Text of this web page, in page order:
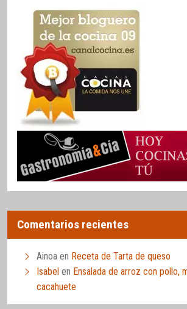
Comentarios recientes
Ainoa en Receta de Tarta de queso
Isabel en Ensalada de arroz con pollo,
cacahuete